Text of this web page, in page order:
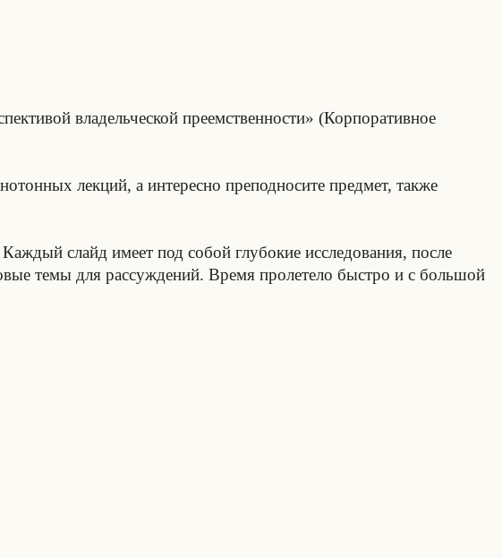
владельческой преемственности» (Корпоративное
лекций, а интересно преподносите предмет, также
слайд имеет под собой глубокие исследования, после
темы для рассуждений. Время пролетело быстро и с большой